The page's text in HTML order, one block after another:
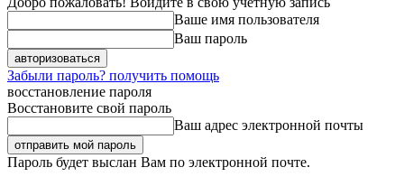
Ваше имя пользователя
Ваш пароль
Забыли пароль? получить помощь
восстановление пароля
Восстановите свой пароль
Ваш адрес электронной почты
Пароль будет выслан Вам по электронной почте.